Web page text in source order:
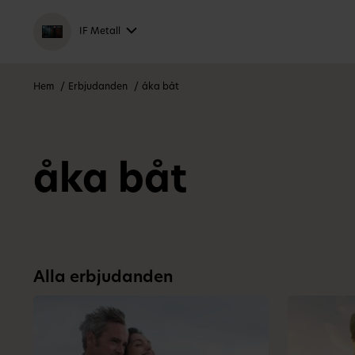
IF Metall
Hem Erbjudanden åka båt
åka båt
Alla erbjudanden